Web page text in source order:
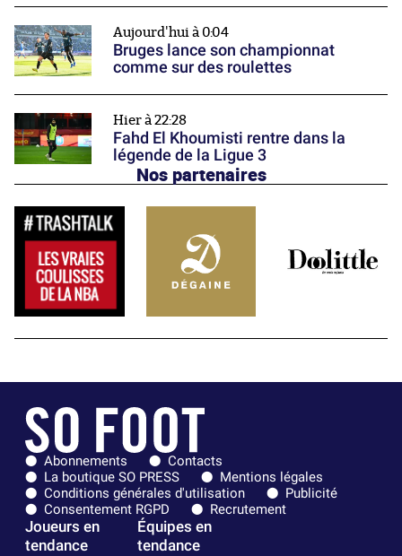
Aujourd'hui à 0:04
Bruges lance son championnat
comme sur des roulettes
Hier à 22:28
Fahd El Khoumisti rentre dans la
légende de la Ligue 3
Nos partenaires
Abonnements
Contacts
La boutique SO PRESS
Mentions légales
Conditions générales d'utilisation
Publicité
Consentement RGPD
Recrutement
Joueurs en
tendance
Équipes en
tendance